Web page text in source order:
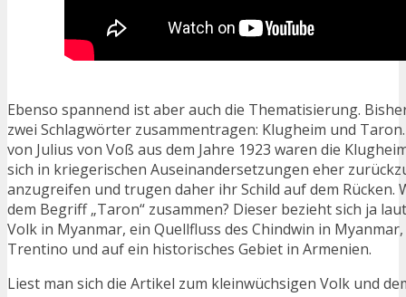
Ebenso spannend ist aber auch die Thematisierung.
zwei Schlagwörter zusammentragen: Klugheim und
von Julius von Voß aus dem Jahre 1923 waren die
sich in kriegerischen Auseinandersetzungen eher
anzugreifen und trugen daher ihr Schild auf dem Rücken.
dem Begriff „Taron“ zusammen? Dieser bezieht sich ja
Volk in Myanmar, ein Quellfluss des Chindwin in
Trentino und auf ein historisches Gebiet in Armenien.
Liest man sich die Artikel zum kleinwüchsigen Volk und